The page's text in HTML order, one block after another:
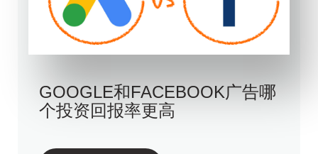
GOOGLE和FACEBOOK广告哪
个投资回报率更高